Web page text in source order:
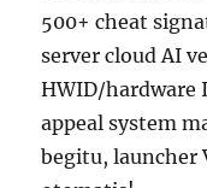
500+ cheat
server cloud AI
HWID/hardware
appeal system
begitu, launcher